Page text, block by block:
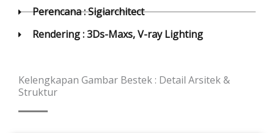
Perencana : Sigiarchitect
Rendering : 3Ds-Maxs, V-ray Lighting
Kelengkapan Gambar Bestek : Detail Arsitek &
Struktur